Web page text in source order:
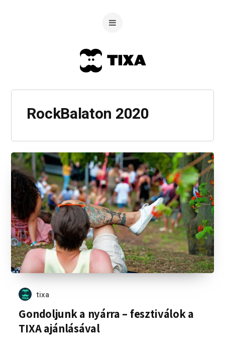
RockBalaton 2020
tixa
Gondoljunk a nyárra – fesztiválok a
TIXA ajánlásával